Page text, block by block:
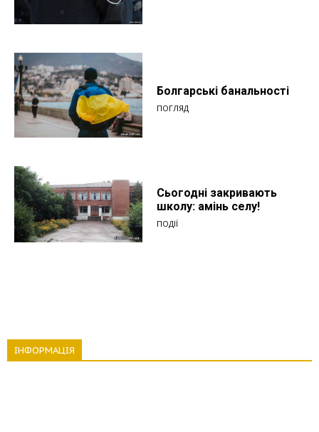
Болгарські банальності
ПОГЛЯД
Сьогодні закривають
школу: амінь селу!
ПОДІЇ
ІНФОРМАЦІЯ